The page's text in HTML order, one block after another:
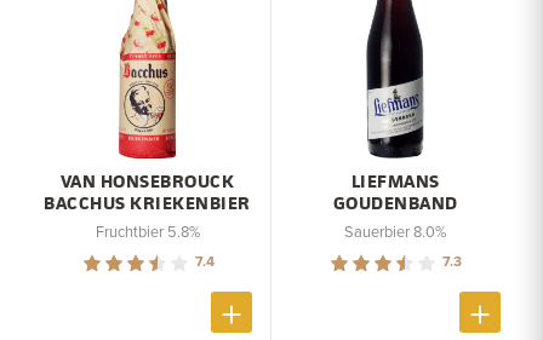
VAN HONSEBROUCK
BACCHUS KRIEKENBIER
Fruchtbier 5.8%
7.4
LIEFMANS
GOUDENBAND
Sauerbier 8.0%
7.3